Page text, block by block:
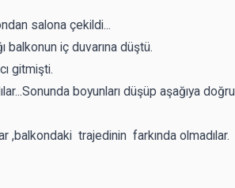
salona çekildi...
balkonun iç duvarına düştü.
gitmişti.
boyunları düşüp aşağıya doğru
,balkondaki trajedinin farkında olmadılar.